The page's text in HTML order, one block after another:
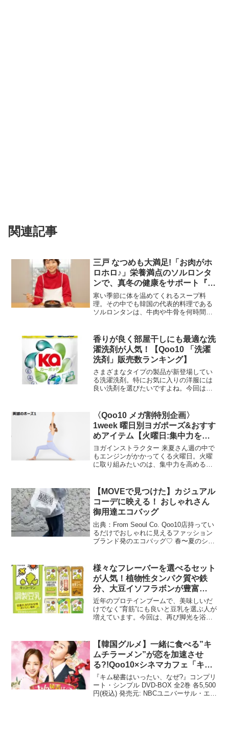
関連記事
三戸 なつめも大満足!「お肉がホ
ロホロ♪」栄養満点のソルロンタ
ンで、真冬の健康をサポート『ラ
ブ・アゲイン 2度目のプロポー
ズ』編
寒い季節に体を温めてくれるスープ料
理。その中でも韓国の代表的料理である
ソルロンタンは、牛肉や牛骨を何時間も
に出てくるタイパの良いメニューでもあ
りますよ。今回はそんなソル...
香りが良く部屋干しにも最適な洗
濯洗剤が人気！【Qoo10 「洗濯
洗剤」販売数ランキング】
さまざまなタイプの製品が新登場してい
る洗濯洗剤。特にお気に入りの洋服には
良い洗剤を選びたいですよね。今回は
ール「Qoo10」を運営するeBay Japan合
同会社は、「...
〈Qoo10 メガ割特別企画〉
1week 曜日別ヨガポーズ&おすす
めアイテム【火曜日:集中力を高
めたいときのヨガ編】
ヨガインストラクター 来夏さん週の中で
もエンジンがかかってくる火曜日。火曜
に取り組みたいのは、集中力を高めるヨ
ーネット総合ショッピングモール
「Qoo10」を運営するeB...
【MOVEで見つけた】カジュアル
コーデに映える！ おしゃれさん
御用達エコバッグ
出典：From Seoul Co. Qoo10店持ってい
るだけでおしゃれに見えるファッション
ブランド発のエコバッグ♡ 春〜夏のシン
ます。今回は、Qoo10 内のファッ...
様々なフレーバーを選べるセット
が人気！植物性タンパク質や鉄
分、大豆イソフラボンが豊富
【Qoo10 「豆乳」販売数ランキ
ング】
近年のプロテインブームで、美味しいだ
けでなく“育筋”にも良いと豆乳を選ぶ人が
増えています。今回は、再び脚光を浴び
ール「Qoo10」を運営するeBay Japan合
同会社は...
【韓国グルメ】一緒に食べる”キ
ムチラーメン”が恋を加速させ
る?!Qoo10×シネマカフェ「キム
秘書はいったい、なぜ?」編
『キム秘書はいったい、なぜ?』コンプリ
ート・シンプル DVD-BOX 全2巻 各5,500
円(税込) 発売元: NBCユニバーサル・エン